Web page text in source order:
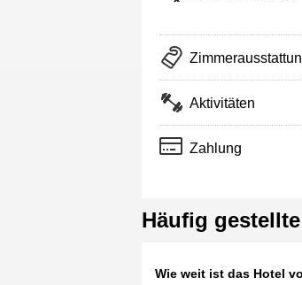
Aktivitäten
Zahlung
Häufig
Wie weit ist das Hotel